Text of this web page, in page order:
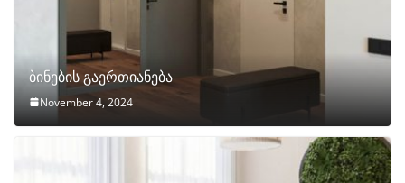
ბინების გაერთიანება
November 4, 2024